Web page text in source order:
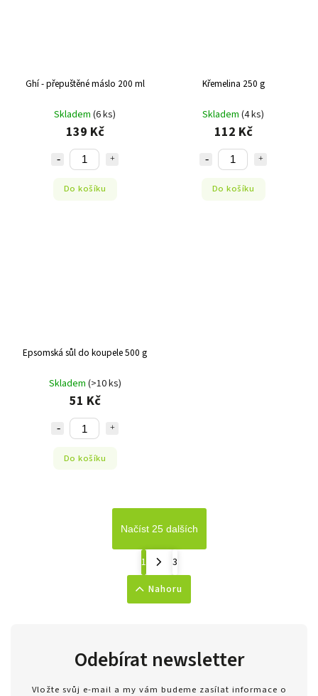
Ghí - přepuštěné máslo 200 ml
Skladem (6 ks)
139 Kč
Do košíku
Křemelina 250 g
Skladem (4 ks)
112 Kč
Do košíku
Epsomská sůl do koupele 500 g
Skladem (>10 ks)
51 Kč
Do košíku
Načíst 25 dalších
1
3
Nahoru
Odebírat newsletter
Vložte svůj e-mail a my vám budeme zasílat informace o